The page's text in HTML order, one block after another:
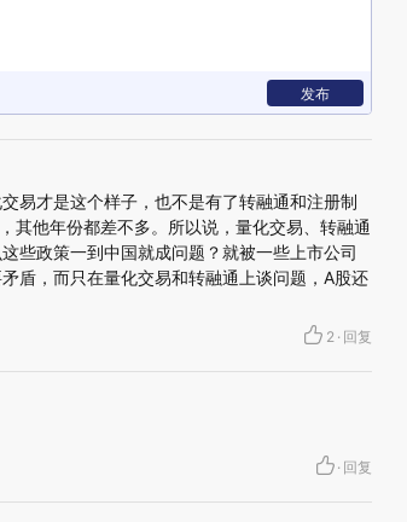
发布
易才是这个样子，也不是有了转融通和注册制
其他年份都差不多。所以说，量化交易、转融通
些政策一到中国就成问题？就被一些上市公司
盾，而只在量化交易和转融通上谈问题，A股还
2 · 回复
· 回复